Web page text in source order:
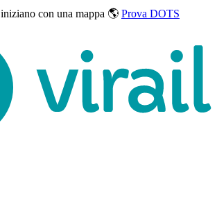
iniziano con una mappa 🌎 Prova DOTS